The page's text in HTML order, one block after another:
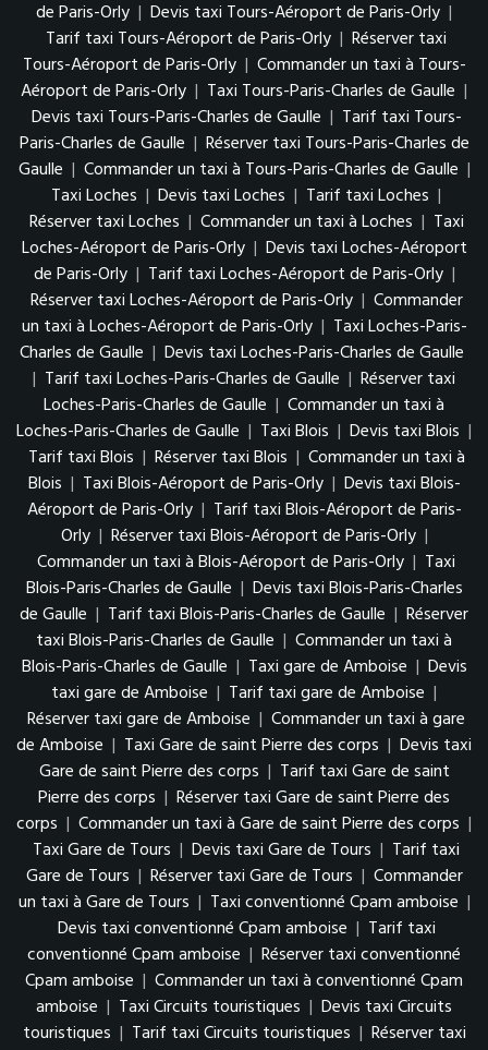
de Paris-Orly | Devis taxi Tours-Aéroport de Paris-Orly |
Tarif taxi Tours-Aéroport de Paris-Orly | Réserver taxi
Tours-Aéroport de Paris-Orly | Commander un taxi à Tours-
Aéroport de Paris-Orly | Taxi Tours-Paris-Charles de Gaulle |
Devis taxi Tours-Paris-Charles de Gaulle | Tarif taxi Tours-
Paris-Charles de Gaulle | Réserver taxi Tours-Paris-Charles de
Gaulle | Commander un taxi à Tours-Paris-Charles de Gaulle |
Taxi Loches | Devis taxi Loches | Tarif taxi Loches |
Réserver taxi Loches | Commander un taxi à Loches | Taxi
Loches-Aéroport de Paris-Orly | Devis taxi Loches-Aéroport
de Paris-Orly | Tarif taxi Loches-Aéroport de Paris-Orly |
Réserver taxi Loches-Aéroport de Paris-Orly | Commander
un taxi à Loches-Aéroport de Paris-Orly | Taxi Loches-Paris-
Charles de Gaulle | Devis taxi Loches-Paris-Charles de Gaulle
| Tarif taxi Loches-Paris-Charles de Gaulle | Réserver taxi
Loches-Paris-Charles de Gaulle | Commander un taxi à
Loches-Paris-Charles de Gaulle | Taxi Blois | Devis taxi Blois |
Tarif taxi Blois | Réserver taxi Blois | Commander un taxi à
Blois | Taxi Blois-Aéroport de Paris-Orly | Devis taxi Blois-
Aéroport de Paris-Orly | Tarif taxi Blois-Aéroport de Paris-
Orly | Réserver taxi Blois-Aéroport de Paris-Orly |
Commander un taxi à Blois-Aéroport de Paris-Orly | Taxi
Blois-Paris-Charles de Gaulle | Devis taxi Blois-Paris-Charles
de Gaulle | Tarif taxi Blois-Paris-Charles de Gaulle | Réserver
taxi Blois-Paris-Charles de Gaulle | Commander un taxi à
Blois-Paris-Charles de Gaulle | Taxi gare de Amboise | Devis
taxi gare de Amboise | Tarif taxi gare de Amboise |
Réserver taxi gare de Amboise | Commander un taxi à gare
de Amboise | Taxi Gare de saint Pierre des corps | Devis taxi
Gare de saint Pierre des corps | Tarif taxi Gare de saint
Pierre des corps | Réserver taxi Gare de saint Pierre des
corps | Commander un taxi à Gare de saint Pierre des corps |
Taxi Gare de Tours | Devis taxi Gare de Tours | Tarif taxi
Gare de Tours | Réserver taxi Gare de Tours | Commander
un taxi à Gare de Tours | Taxi conventionné Cpam amboise |
Devis taxi conventionné Cpam amboise | Tarif taxi
conventionné Cpam amboise | Réserver taxi conventionné
Cpam amboise | Commander un taxi à conventionné Cpam
amboise | Taxi Circuits touristiques | Devis taxi Circuits
touristiques | Tarif taxi Circuits touristiques | Réserver taxi